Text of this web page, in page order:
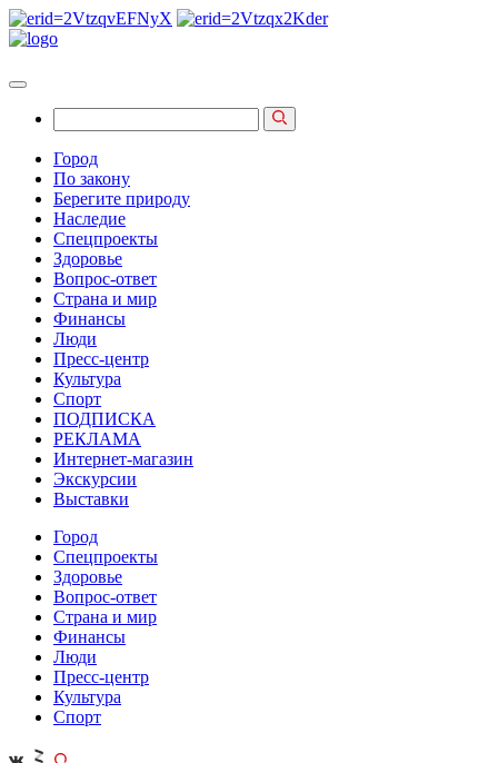
Город
По закону
Берегите природу
Наследие
Спецпроекты
Здоровье
Вопрос-ответ
Страна и мир
Финансы
Люди
Пресс-центр
Культура
Спорт
ПОДПИСКА
РЕКЛАМА
Интернет-магазин
Экскурсии
Выставки
Город
Спецпроекты
Здоровье
Вопрос-ответ
Страна и мир
Финансы
Люди
Пресс-центр
Культура
Спорт